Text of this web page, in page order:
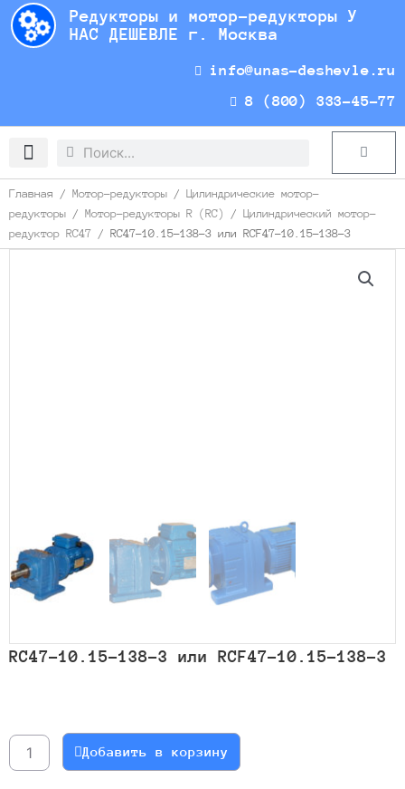
Перейти
содержимому
Редукторы и мотор-редукторы У
НАС ДЕШЕВЛЕ г. Москва
info@unas-deshevle.ru
8 (800) 333-45-77
Search
Search Cart
Главная / Мотор-редукторы / Цилиндрические мотор-
редукторы / Мотор-редукторы R (RC) / Цилиндрический мотор-
редуктор RC47 / RC47-10.15-138-3 или RCF47-10.15-138-3
RC47-10.15-138-3 или RCF47-10.15-138-3
RC47-
10.15-
Добавить в корзину